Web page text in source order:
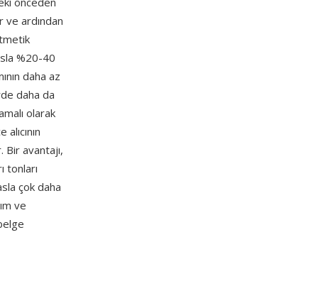
ve ardından
%20-40
daha az
daha da
olarak
Bir avantajı,
tonları
çok daha
ve